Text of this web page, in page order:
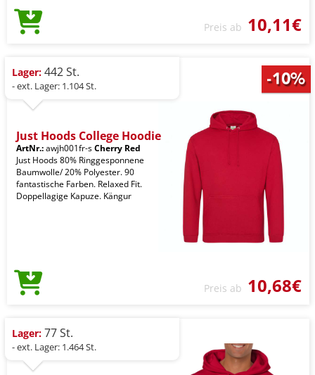
Preis ab 10,11€
Lager: 442 St.
- ext. Lager: 1.104 St.
Just Hoods College Hoodie
ArtNr.:awjh001fr-sCherry Red
Just Hoods 80% Ringgesponnene
Baumwolle/ 20% Polyester. 90
fantastische Farben. Relaxed Fit.
Doppellagige Kapuze. Kängur
Preis ab 10,68€
Lager: 77 St.
- ext. Lager: 1.464 St.